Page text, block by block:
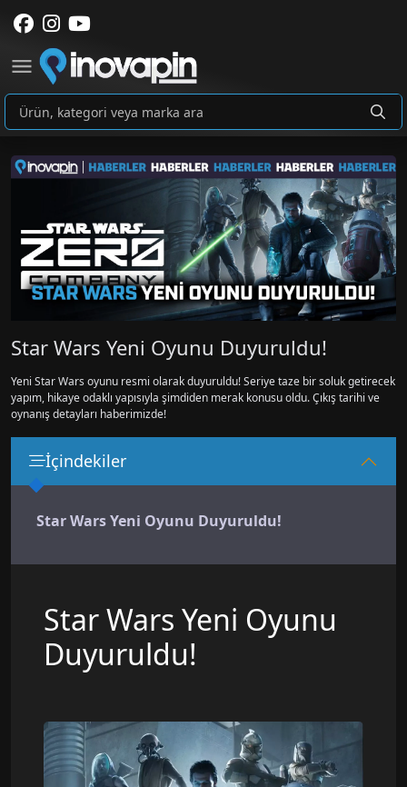
Star Wars Yeni Oyunu Duyuruldu!
Yeni Star Wars oyunu resmi olarak duyuruldu! Seriye taze bir soluk getirecek
yapım, hikaye odaklı yapısıyla şimdiden merak konusu oldu. Çıkış tarihi ve
oynanış detayları haberimizde!
İçindekiler
Star Wars Yeni Oyunu Duyuruldu!
Star Wars Yeni Oyunu
Duyuruldu!